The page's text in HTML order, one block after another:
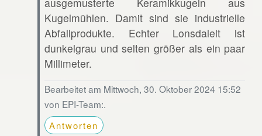
Kugelmühlen. Damit sind sie industrielle
Abfallprodukte. Echter Lonsdaleit ist
dunkelgrau und selten größer als ein paar
Millimeter.
Bearbeitet am Mittwoch, 30. Oktober 2024 15:52
von EPI-Team:.
Antworten